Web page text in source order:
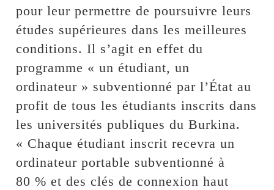
pour leur permettre de poursuivre leurs
études supérieures dans les meilleures
conditions. Il s’agit en effet du
programme « un étudiant, un
ordinateur » subventionné par l’État au
profit de tous les étudiants inscrits dans
les universités publiques du Burkina.
« Chaque étudiant inscrit recevra un
ordinateur portable subventionné à
80 % et des clés de connexion haut